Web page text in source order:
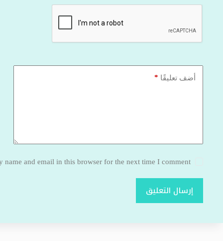
أضف تعليقًا *
name and email in this browser for the next time I comment.
إرسال التعليق